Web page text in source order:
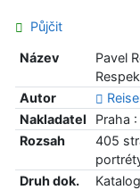
Půjčit
Název
Pavel
Autor
Nakladatel
Praha
Rozsah
405
Druh dok.